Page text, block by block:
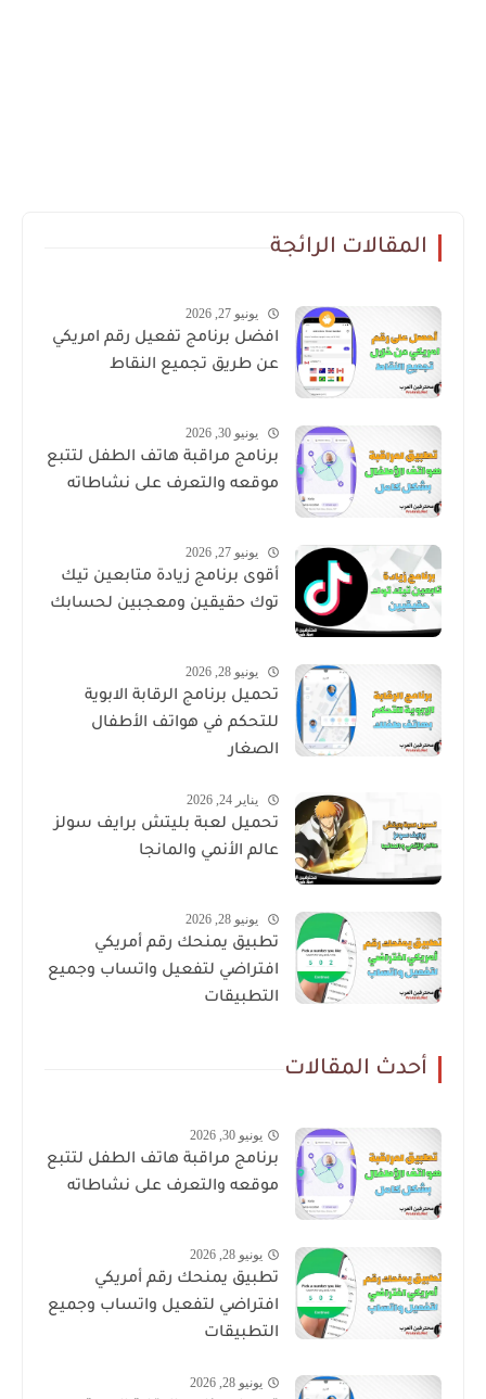
المقالات الرائجة
يونيو 27, 2026
افضل برنامج تفعيل رقم امريكي
عن طريق تجميع النقاط
يونيو 30, 2026
برنامج مراقبة هاتف الطفل لتتبع
موقعه والتعرف على نشاطاته
يونيو 27, 2026
أقوى برنامج زيادة متابعين تيك
توك حقيقين ومعجبين لحسابك
يونيو 28, 2026
تحميل برنامج الرقابة الابوية
للتحكم في هواتف الأطفال
الصغار
يناير 24, 2026
تحميل لعبة بليتش برايف سولز
عالم الأنمي والمانجا
يونيو 28, 2026
تطبيق يمنحك رقم أمريكي
افتراضي لتفعيل واتساب وجميع
التطبيقات
أحدث المقالات
يونيو 30, 2026
برنامج مراقبة هاتف الطفل لتتبع
موقعه والتعرف على نشاطاته
يونيو 28, 2026
تطبيق يمنحك رقم أمريكي
افتراضي لتفعيل واتساب وجميع
التطبيقات
يونيو 28, 2026